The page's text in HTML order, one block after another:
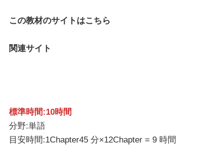
この教材のサイトはこちら
関連サイト
標準時間:10時間
分野:単語
目安時間:1Chapter45 分×12Chapter = 9 時間